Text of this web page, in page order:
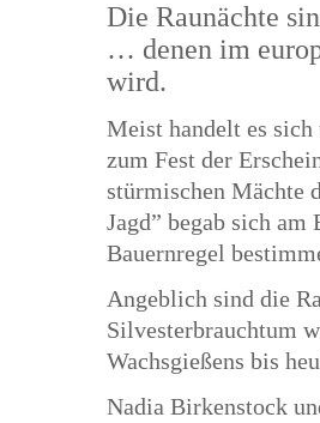
Die Raunächte
… denen im
wird.
Meist handelt es
zum Fest der
stürmischen Mächte
Jagd” begab sich am
Bauernregel
Angeblich sind die
Silvesterbrauchtum
Wachsgießens bis
Nadia Birkenstock